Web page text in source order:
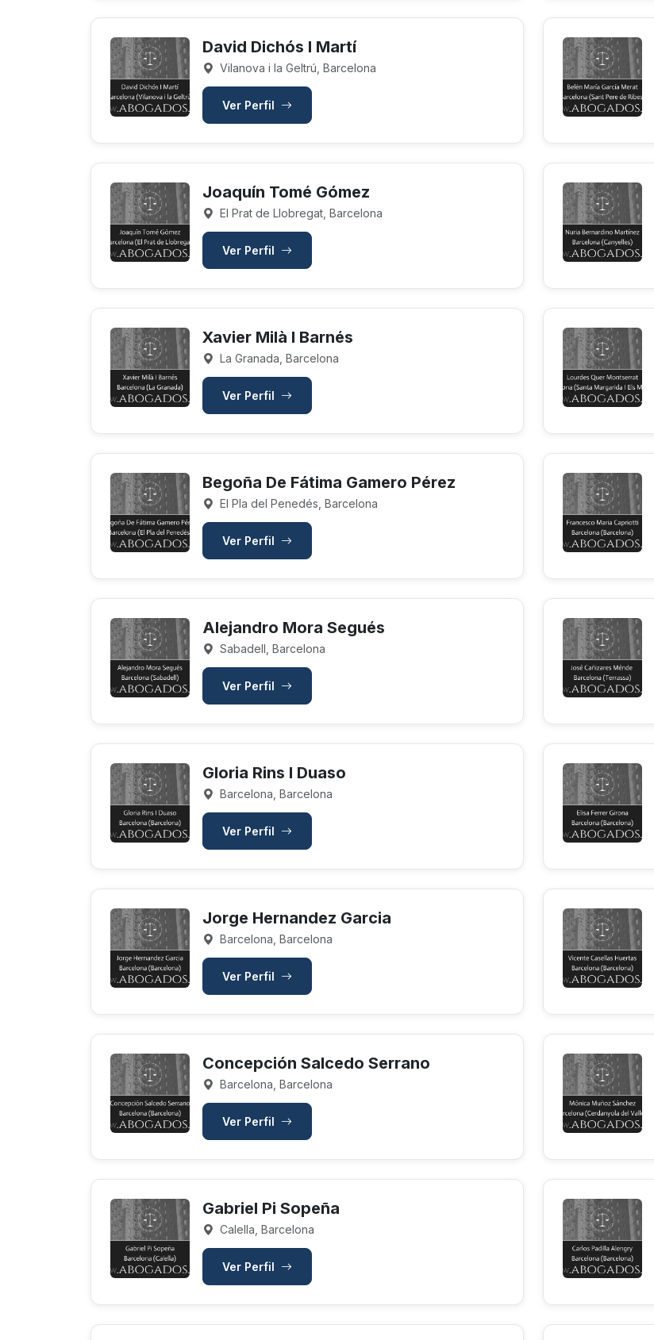
David Dichós I Martí
Vilanova i la Geltrú, Barcelona
Ver Perfil
Joaquín Tomé Gómez
El Prat de Llobregat, Barcelona
Ver Perfil
Xavier Milà I Barnés
La Granada, Barcelona
Ver Perfil
Begoña De Fátima Gamero Pérez
El Pla del Penedés, Barcelona
Ver Perfil
Alejandro Mora Segués
Sabadell, Barcelona
Ver Perfil
Gloria Rins I Duaso
Barcelona, Barcelona
Ver Perfil
Jorge Hernandez Garcia
Barcelona, Barcelona
Ver Perfil
Concepción Salcedo Serrano
Barcelona, Barcelona
Ver Perfil
Gabriel Pi Sopeña
Calella, Barcelona
Ver Perfil